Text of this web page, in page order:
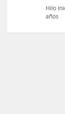
Hilo
años